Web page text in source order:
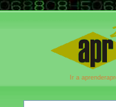
Ir a